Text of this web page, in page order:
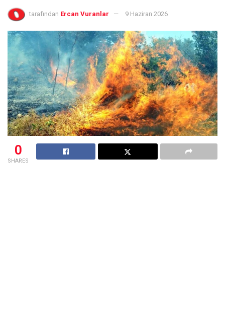
tarafından Ercan Vuranlar 9 Haziran 2026
0
SHARES